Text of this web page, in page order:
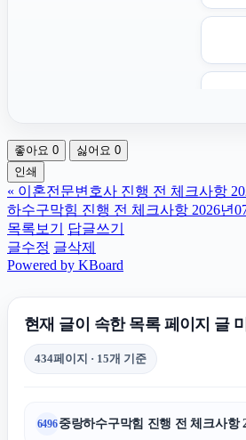
인
인스
좋아요 0 싫어요 0
인쇄
« 이혼전문변호사 진행 전 체크사항
하수구막힘 진행 전 체크사항 2026년
목록보기
답글쓰기
글수정 글삭제
Powered by KBoard
현재 글이 속한 목록 페이지 글
434페이지 · 15개 기준
6496중랑하수구막힘 진행 전 체크사항